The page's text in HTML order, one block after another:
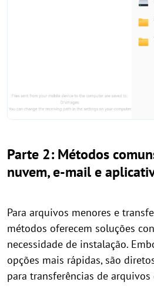
Parte 2: Métodos
nuvem, e-mail e
Para arquivos menores e
métodos oferecem soluções
necessidade de instalação.
opções mais rápidas, são
para transferências de